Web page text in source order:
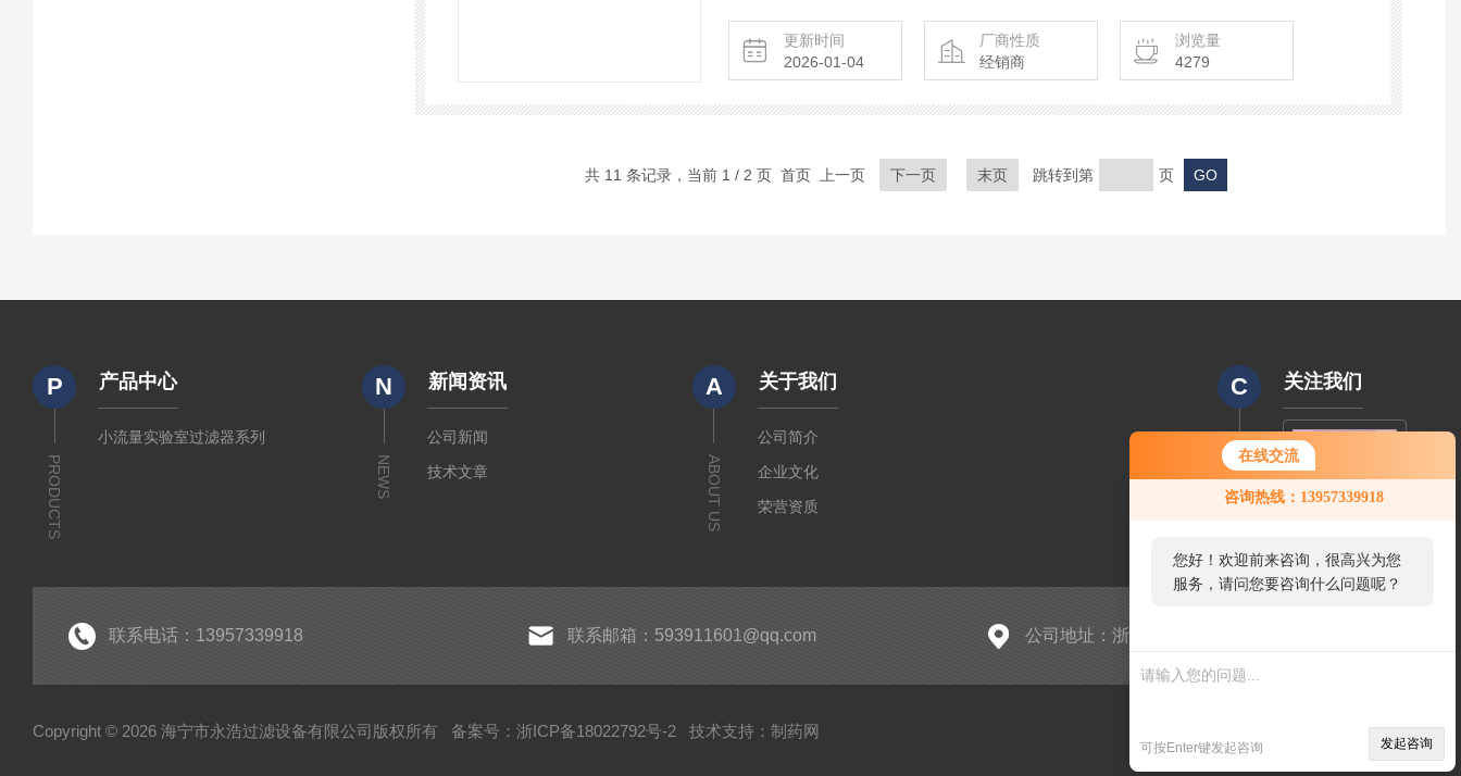
在线交流
咨询热线：13957339918
您好！欢迎前来咨询，很高兴为您
服务，请问您要咨询什么问题呢？
可按Enter键发起咨询 发起咨询
一机多用的优 点，是科研人员解决少量液体过滤化验的好帮手。
更新时间
2026-01-04
厂商性质
经销商
浏览量
4279
共 11 条记录，当前 1 / 2 页 首页 上一页 下一页 末页 跳转到第 页
P
PRODUCTS
产品中心
小流量实验室过滤器系列
N
NEWS
新闻资讯
公司新闻
技术文章
A
ABOUT US
关于我们
公司简介
企业文化
荣营资质
C
CODE
关注我们
联系电话：13957339918 联系邮箱：593911601@qq.com
Copyright © 2026 海宁市永浩过滤设备有限公司版权所有 备案号：浙ICP备18022792号-2 技术支持： 制药网 管理登陆